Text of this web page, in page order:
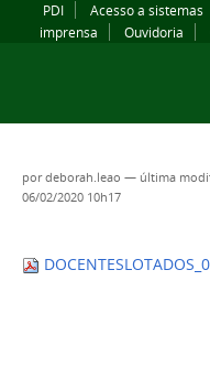
PDI Acesso a sistemas
imprensa
Ouvidoria
pordeborah.leao — última
06/02/2020 10h17